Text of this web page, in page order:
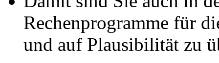
Rechenprogramme für
und auf Plausibilität zu